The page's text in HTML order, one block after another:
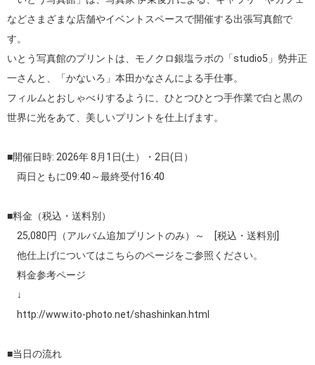
などさまざまな店舗やイベントスペースで開催する出張写真館で
す。
いとう写真館のプリントは、モノクロ銀塩ラボの「studio5」勢井正
一さんと、「かないろ」本田かなさんによる手仕事。
フィルムとおしゃべりするように、ひとつひとつ手作業で白と黒の
世界に光をあて、美しいプリントを仕上げます。
■開催日時: 2026年 8月1日(土）・2日(日）
両日ともに09:40～最終受付16:40
■料金（税込・送料別）
25,080円（アルバム追加プリントのみ）～　[税込・送料別]
他仕上げについてはこちらのページをご参照ください。
料金参考ページ
↓
http://www.ito-photo.net/shashinkan.html
■当日の流れ